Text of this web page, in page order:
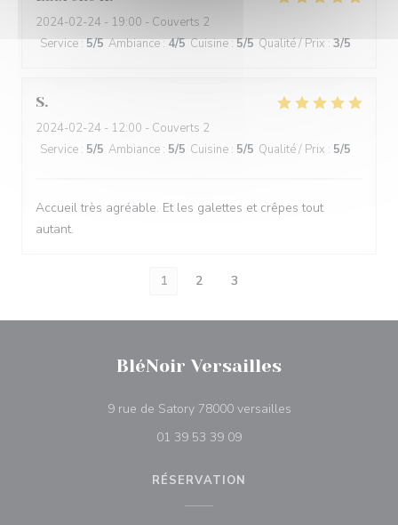
2024-02-24 - 19:00 - Couverts 2
Service:5/5 Ambiance:4/5 Cuisine:5/5 Qualité / Prix : 3/5
S
2024-02-24 - 12:00 - Couverts 2
Service : 5/5 Ambiance : 5/5 Cuisine : 5/5 Qualité / Prix : 5/5
Accueil très agréable. Et les galettes et crêpes tout
autant.
1 2 3
BléNoir Versailles
9 rue de Satory 78000 versailles((ouvre une
01 39 53 39 09
RÉSERVATION